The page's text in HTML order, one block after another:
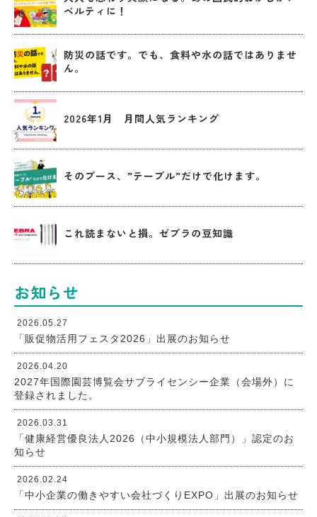
ベルティに！
防災の話です。でも、食料や水の話ではありませ
ん。
2026年1月 月間人気ランキング
そのブース、”テーブル”だけで化けます。
これ読まないと損。ゼブラの豆知識
お知らせ
2026.05.27
「販促物活用フェスタ2026」出展のお知らせ
2026.04.20
2027年国際園芸博覧会サブライセンシー企業（会場外）に
登録されました。
2026.03.31
「健康経営優良法人2026（中小規模法人部門）」認定のお
知らせ
2026.02.24
「中小企業の働きやすい会社づくりEXPO」出展のお知らせ